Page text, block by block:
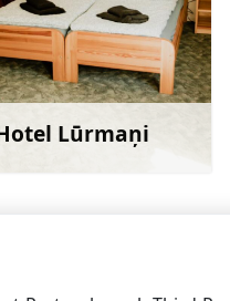
Lūrmaņi